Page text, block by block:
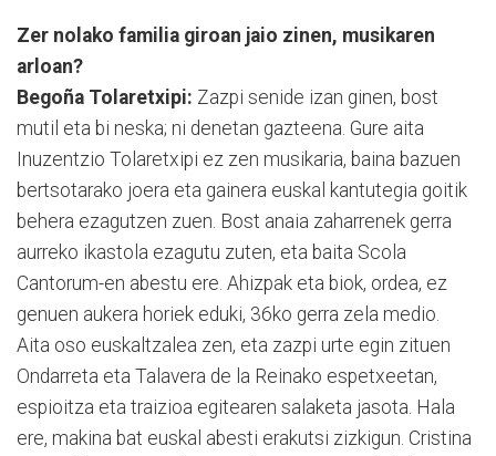
Zer nolako familia giroan jaio zinen, musikaren
arloan?
Begoña Tolaretxipi: Zazpi senide izan ginen, bost
mutil eta bi neska; ni denetan gazteena. Gure aita
Inuzentzio Tolaretxipi ez zen musikaria, baina bazuen
bertsotarako joera eta gainera euskal kantutegia goitik
behera ezagutzen zuen. Bost anaia zaharrenek gerra
aurreko ikastola ezagutu zuten, eta baita Scola
Cantorum-en abestu ere. Ahizpak eta biok, ordea, ez
genuen aukera horiek eduki, 36ko gerra zela medio.
Aita oso euskaltzalea zen, eta zazpi urte egin zituen
Ondarreta eta Talavera de la Reinako espetxeetan,
espioitza eta traizioa egitearen salaketa jasota. Hala
ere, makina bat euskal abesti erakutsi zizkigun. Cristina